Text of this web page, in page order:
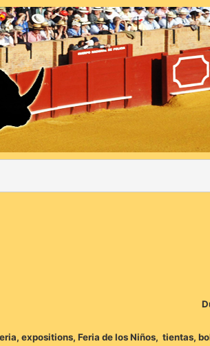
expositions, Feria de los Niños, tientas,